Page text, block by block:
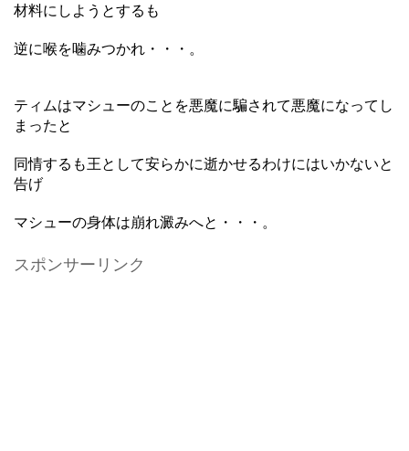
材料にしようとするも
逆に喉を噛みつかれ・・・。
ティムはマシューのことを悪魔に騙されて悪魔になってし
まったと
同情するも王として安らかに逝かせるわけにはいかないと
告げ
マシューの身体は崩れ澱みへと・・・。
スポンサーリンク